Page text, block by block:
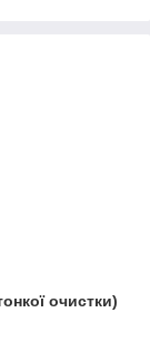
очистки)